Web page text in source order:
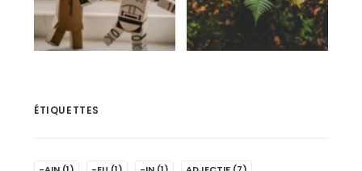
ÉTIQUETTES